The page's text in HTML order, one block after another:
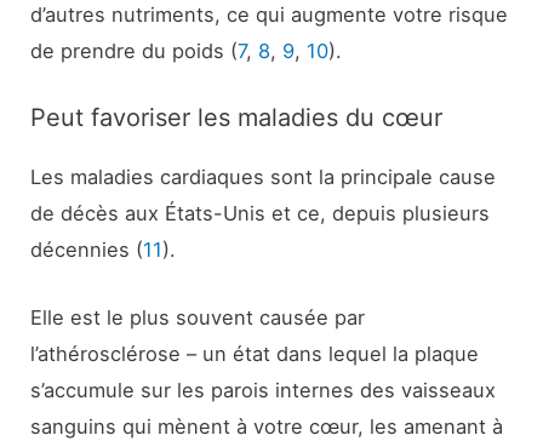
d’autres nutriments, ce qui augmente votre risque
de prendre du poids (7, 8, 9, 10).
Peut favoriser les maladies du cœur
Les maladies cardiaques sont la principale cause
de décès aux États-Unis et ce, depuis plusieurs
décennies (11).
Elle est le plus souvent causée par
l’athérosclérose – un état dans lequel la plaque
s’accumule sur les parois internes des vaisseaux
sanguins qui mènent à votre cœur, les amenant à